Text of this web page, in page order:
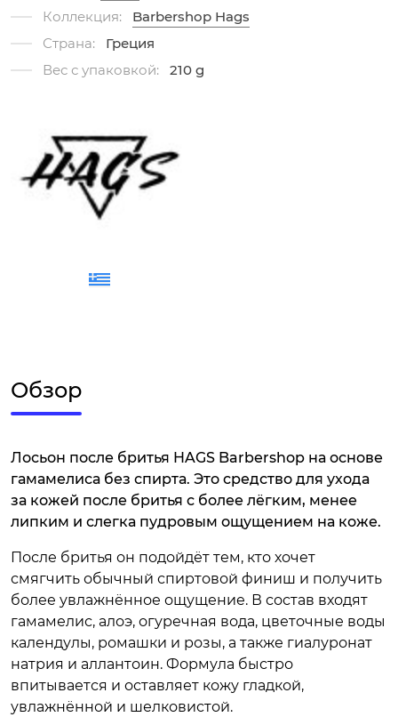
Коллекция:
Barbershop Hags
Страна:
Греция
Вес с упаковкой:
210 g
Обзор
Лосьон после бритья HAGS Barbershop на основе
гамамелиса без спирта. Это средство для ухода
за кожей после бритья с более лёгким, менее
липким и слегка пудровым ощущением на коже.
После бритья он подойдёт тем, кто хочет
смягчить обычный спиртовой финиш и получить
более увлажнённое ощущение. В состав входят
гамамелис, алоэ, огуречная вода, цветочные воды
календулы, ромашки и розы, а также гиалуронат
натрия и аллантоин. Формула быстро
впитывается и оставляет кожу гладкой,
увлажнённой и шелковистой.